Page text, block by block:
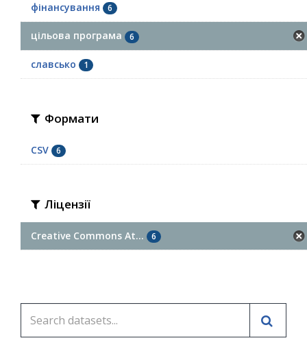
фінансування 6
цільова програма 6
славсько 1
Формати
CSV 6
Ліцензії
Creative Commons At... 6